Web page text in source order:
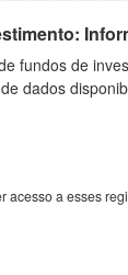
fundos de
dados
acesso a esses